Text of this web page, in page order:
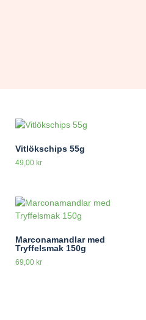
Vitlökschips 55g
49,00 kr
Marconamandlar med
Tryffelsmak 150g
69,00 kr